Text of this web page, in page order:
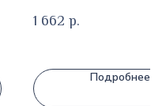
1 662 р.
Подробнее